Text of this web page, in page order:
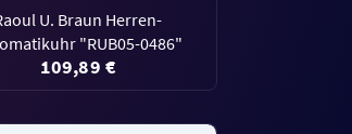
U. Braun Herren-
"RUB05-0486"
109,89 €